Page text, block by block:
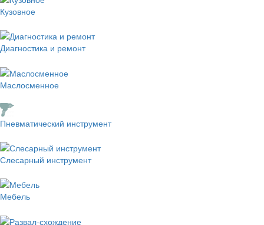
Кузовное
Диагностика и ремонт
Маслосменное
Пневматический инструмент
Слесарный инструмент
Мебель